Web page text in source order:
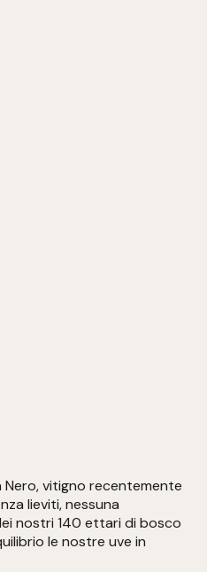
vitigno recentemente
lieviti, nessuna
nostri 140 ettari di bosco
le nostre uve in